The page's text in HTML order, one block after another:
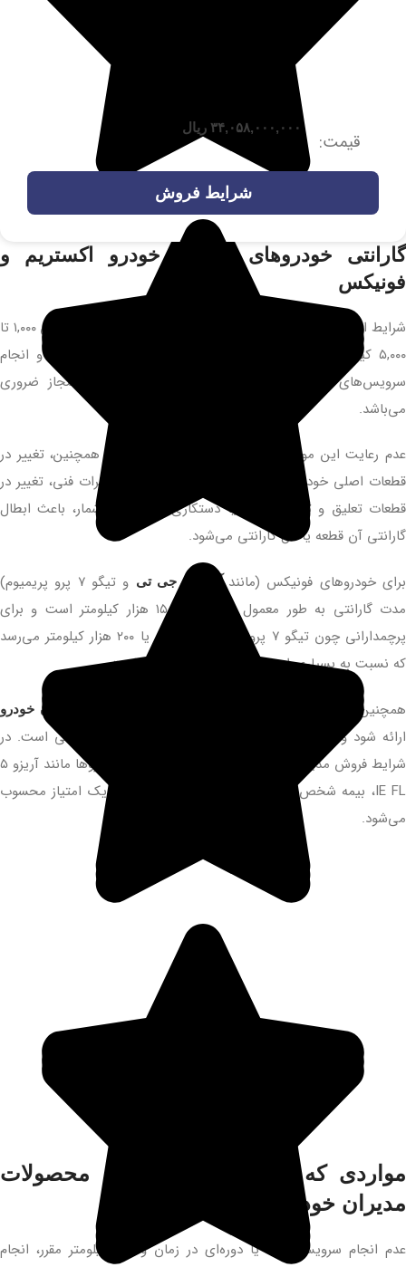
قیمت:
۳۴,۰۵۸,۰۰۰,۰۰۰ ریال
شرایط فروش
گارانتی خودروهای مدیران خودرو اکستریم و
فونیکس
شرایط اصلی گارانتی مدیران خودرو شامل انجام سرویس اولیه بین ۱,۰۰۰ تا
۵,۰۰۰ کیلومتر یا حداکثر تا ۵ ماه از تاریخ شروع گارانتی است و انجام
سرویس‌های دوره‌ای هر ۱۰,۰۰۰ کیلومتر در نمایندگی‌های مجاز ضروری
می‌باشد.
عدم رعایت این موارد منجر به ابطال گارانتی می‌شود. همچنین، تغییر در
قطعات اصلی خودرو (مانند دستکاری در سیم‌کشی، تغییرات فنی، تغییر در
قطعات تعلیق و ترمز و غیره) یا دستکاری در کیلومتر شمار، باعث ابطال
گارانتی آن قطعه یا کل گارانتی می‌شود.
برای خودروهای فونیکس (مانندآریزو ۶ جی تی
و تیگو ۷ پرو پریمیوم)
مدت گارانتی به طور معمول ۵ سال یا ۱۵۰ هزار کیلومتر است و برای
پرچمدارانی چون تیگو ۷ پرو مکس به ۷ سال یا ۲۰۰ هزار کیلومتر می‌رسد
که نسبت به بسیاری از رقبا یک برتری انکارناپذیر است.
همچنین، کلیه خدمات گارانتی فقط باید در نمایندگی‌ مجازمدیران خودرو
ارائه شود و دریافت کارت گارانتی در زمان خرید خودرو الزامی است. در
شرایط فروش مدیران خودرو، در خرید نقدی برخی از خودروها مانند آریزو ۵
IE FL، بیمه شخص ثالث رایگان نیز ارائه می‌شود که یک امتیاز محسوب
می‌شود.
مواردی که باعث ابطال گارانتی محصولات
مدیران خودرو میشود!
عدم انجام سرویس اولیه یا دوره‌ای در زمان و بازه کیلومتر مقرر، انجام